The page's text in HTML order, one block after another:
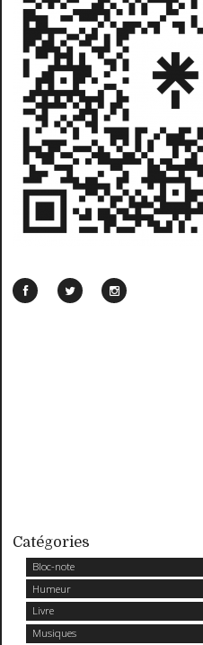
Catégories
Bloc-note
Humeur
Livre
Musiques